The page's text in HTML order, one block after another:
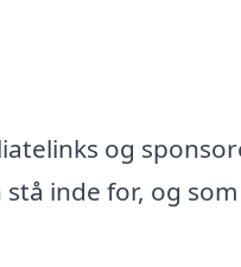
og
inde for, og